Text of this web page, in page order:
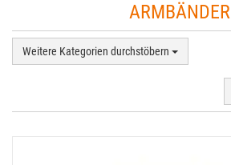
ARMBÄNDER
Weitere Kategorien durchstöbern